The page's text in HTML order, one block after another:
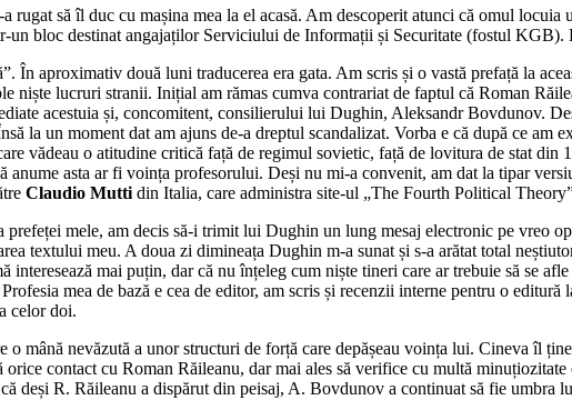
rugat să îl duc cu mașina mea la el acasă. Am descoperit atunci că omul
bloc destinat angajaților Serviciului de Informații și Securitate (fostul KGB).
În aproximativ două luni traducerea era gata. Am scris și o vastă prefață la
niște lucruri stranii. Inițial am rămas cumva contrariat de faptul că Roman
acestuia și, concomitent, consilierului lui Dughin, Aleksandr Bovdunov.
la un moment dat am ajuns de-a dreptul scandalizat. Vorba e că după ce am
vădeau o atitudine critică față de regimul sovietic, față de lovitura de stat
asta ar fi voința profesorului. Deși nu mi-a convenit, am dat la tipar
Claudio Mutti din Italia, care administra site-ul „The Fourth Political
mele, am decis să-i trimit lui Dughin un lung mesaj electronic pe vreo
textului meu. A doua zi dimineața Dughin m-a sunat și s-a arătat total
interesează mai puțin, dar că nu înțeleg cum niște tineri care ar trebuie să se
mea de bază e cea de editor, am scris și recenzii interne pentru o
celor doi.
o mână nevăzută a unor structuri de forță care depășeau voința lui. Cineva îl
contact cu Roman Răileanu, dar mai ales să verifice cu multă
deși R. Răileanu a dispărut din peisaj, A. Bovdunov a continuat să fie